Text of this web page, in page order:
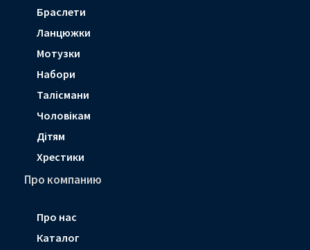
Браслети
Ланцюжки
Мотузки
Набори
Талісмани
Чоловікам
Дітям
Хрестики
Про компанию
Про нас
Каталог